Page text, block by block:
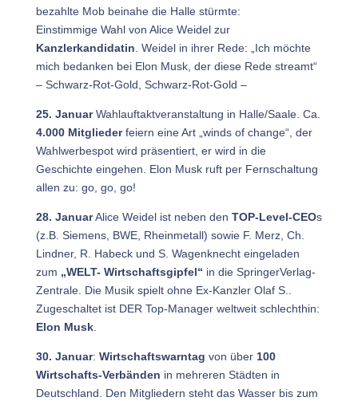
bezahlte Mob beinahe die Halle stürmte:
Einstimmige Wahl von Alice Weidel zur
Kanzlerkandidatin . Weidel in ihrer Rede: „Ich möchte
mich bedanken bei Elon Musk, der diese Rede streamt“
– Schwarz-Rot-Gold, Schwarz-Rot-Gold –
25. JanuarWahlauftaktveranstaltung in Halle/Saale. Ca.
4.000 Mitgliederfeiern eine Art „winds of change“, der
Wahlwerbespot wird präsentiert, er wird in die
Geschichte eingehen. Elon Musk ruft per Fernschaltung
allen zu: go, go, go!
28. JanuarAlice Weidel ist neben den TOP-Level-CEOs
(z.B. Siemens, BWE, Rheinmetall) sowie F. Merz, Ch.
Lindner, R. Habeck und S. Wagenknecht eingeladen
zum „WELT- Wirtschaftsgipfel“ in die SpringerVerlag-
Zentrale. Die Musik spielt ohne Ex-Kanzler Olaf S..
Zugeschaltet ist DER Top-Manager weltweit schlechthin:
Elon Musk.
30. Januar: Wirtschaftswarntag von über 100
Wirtschafts-Verbänden in mehreren Städten in
Deutschland. Den Mitgliedern steht das Wasser bis zum